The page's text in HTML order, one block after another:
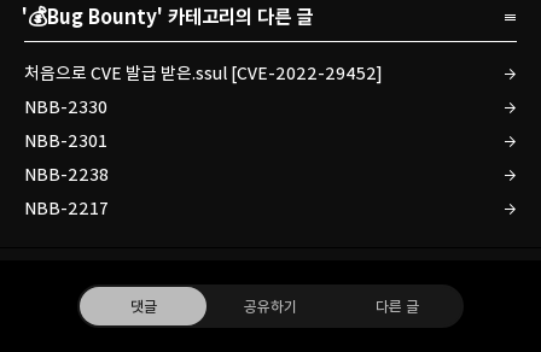
'💰Bug Bounty' 카테고리의 다른 글
처음으로 CVE 발급 받은.ssul [CVE-2022-29452]
NBB-2330
NBB-2301
NBB-2238
NBB-2217
댓글 공유하기 다른 글